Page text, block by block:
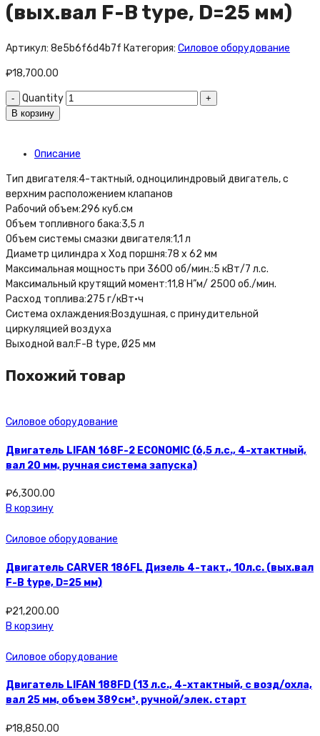
(вых.вал F-B type, D=25 мм)
Артикул: 8e5b6f6d4b7f Категория: Силовое оборудование
₽18,700.00
Quantity
В корзину
Описание
Тип двигателя:4-тактный, одноцилиндровый двигатель, с
верхним расположением клапанов
Рабочий объем:296 куб.см
Объем топливного бака:3,5 л
Объем системы смазки двигателя:1,1 л
Диаметр цилиндра х Ход поршня:78 х 62 мм
Максимальная мощность при 3600 об/мин.:5 кВт/7 л.с.
Максимальный крутящий момент:11,8 Н”м/ 2500 об./мин.
Расход топлива:275 г/кВт·ч
Система охлаждения:Воздушная, с принудительной
циркуляцией воздуха
Выходной вал:F-B type, Ø25 мм
Похожий товар
Силовое оборудование
Двигатель LIFAN 168F-2 ECONOMIC (6,5 л.с., 4-хтактный,
вал 20 мм, ручная система запуска)
₽6,300.00
В корзину
Силовое оборудование
Двигатель CARVER 186FL Дизель 4-такт., 10л.с. (вых.вал
F-B type, D=25 мм)
₽21,200.00
В корзину
Силовое оборудование
Двигатель LIFAN 188FD (13 л.с., 4-хтактный, с возд/охла,
вал 25 мм, объем 389см³, ручной/элек. старт
₽18,850.00